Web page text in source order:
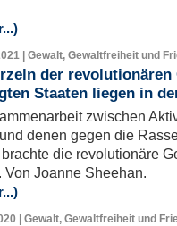
| Gewalt, Gewaltfreiheit und
der
Staaten liegen in
zwischen
denen gegen die
die revolutionäre
Von Joanne Sheehan.
| Gewalt, Gewaltfreiheit und